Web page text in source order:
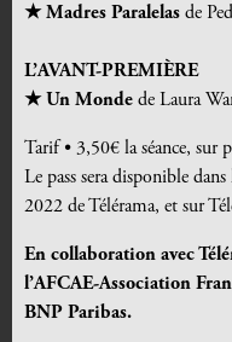
★Madres Paralelas de
L’AVANT-PREMIÈRE
★ Un Monde de Laura
Tarif • 3,50€ la séance, sur
Le pass sera disponible
2022 de Télérama, et sur
En collaboration avec
l’AFCAE-Association
BNP Paribas.